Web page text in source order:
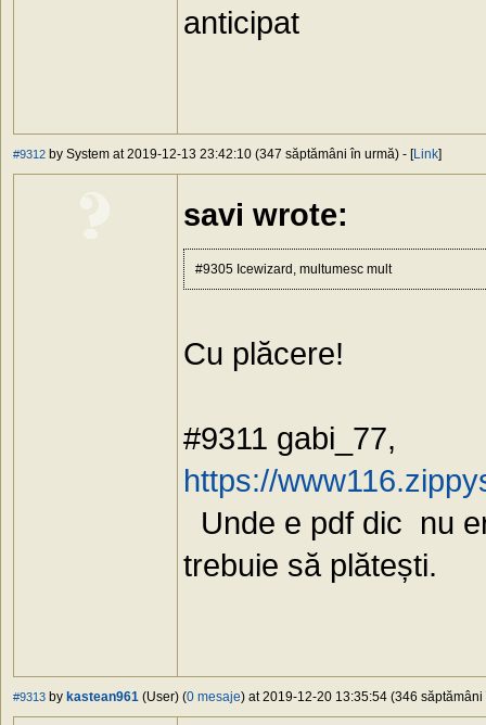
anticipat
#9312 by System at 2019-12-13 23:42:10 (347 săptămâni în urmă) - [Link]
savi wrote:
#9305 Icewizard, multumesc mult
Cu plăcere!
#9311 gabi_77,
https://
Unde e pdf dic nu
trebuie să plătești.
#9313 by kastean961 (User) (0 mesaje) at 2019-12-20 13:35:54 (346 săptămâni